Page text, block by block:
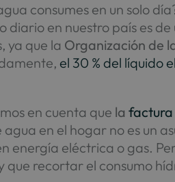
consumes en un solo
diario en nuestro país es
ya que la Organización de
el 30 % del líquido
en cuenta que lafactura
agua en el hogar no es un
energía eléctrica o gas.
que recortar el consumo